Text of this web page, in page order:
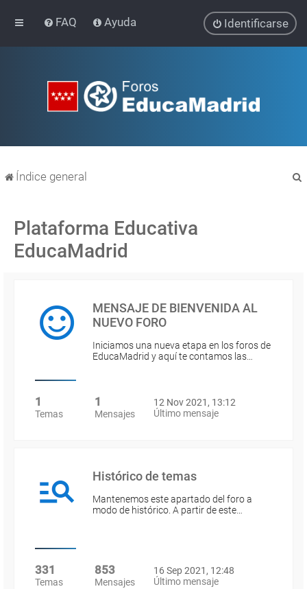
FAQ Ayuda Identificarse
Índice general
Plataforma Educativa
EducaMadrid
MENSAJE DE BIENVENIDA AL
NUEVO FORO
Iniciamos una nueva etapa en los foros de
EducaMadrid y aquí te contamos las…
1
Temas
1
Mensajes
12 Nov 2021, 13:12
Último mensaje
Histórico de temas
Mantenemos este apartado del foro a
modo de histórico. A partir de este…
331
Temas
853
Mensajes
16 Sep 2021, 12:48
Último mensaje